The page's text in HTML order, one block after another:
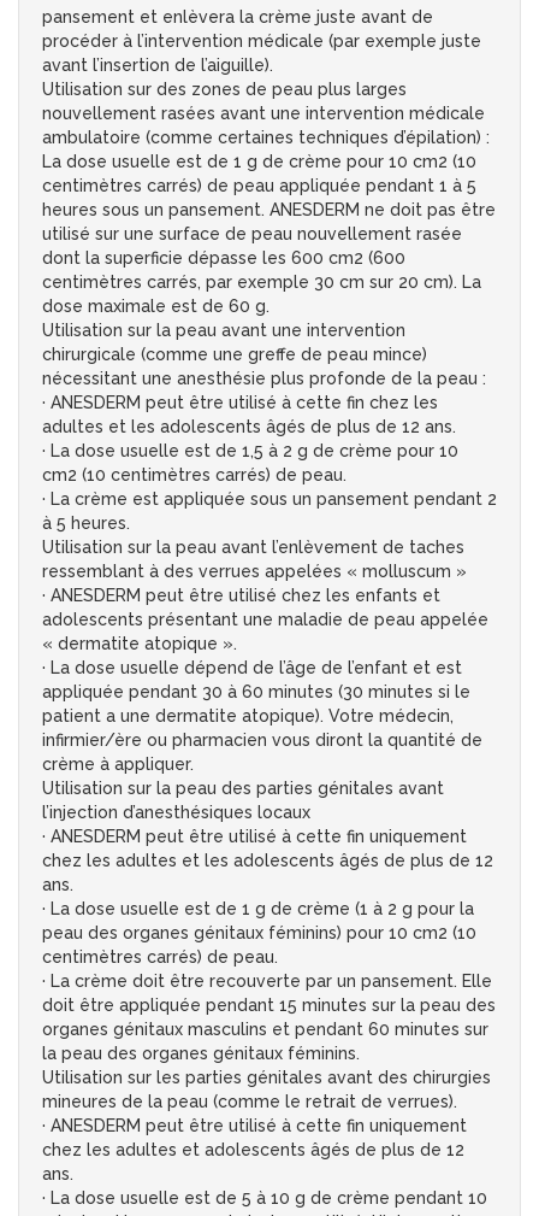
pansement et enlèvera la crème juste avant de
procéder à l’intervention médicale (par exemple juste
avant l’insertion de l’aiguille).
Utilisation sur des zones de peau plus larges
nouvellement rasées avant une intervention médicale
ambulatoire (comme certaines techniques d’épilation) :
La dose usuelle est de 1 g de crème pour 10 cm2 (10
centimètres carrés) de peau appliquée pendant 1 à 5
heures sous un pansement. ANESDERM ne doit pas être
utilisé sur une surface de peau nouvellement rasée
dont la superficie dépasse les 600 cm2 (600
centimètres carrés, par exemple 30 cm sur 20 cm). La
dose maximale est de 60 g.
Utilisation sur la peau avant une intervention
chirurgicale (comme une greffe de peau mince)
nécessitant une anesthésie plus profonde de la peau :
· ANESDERM peut être utilisé à cette fin chez les
adultes et les adolescents âgés de plus de 12 ans.
· La dose usuelle est de 1,5 à 2 g de crème pour 10
cm2 (10 centimètres carrés) de peau.
· La crème est appliquée sous un pansement pendant 2
à 5 heures.
Utilisation sur la peau avant l’enlèvement de taches
ressemblant à des verrues appelées « molluscum »
· ANESDERM peut être utilisé chez les enfants et
adolescents présentant une maladie de peau appelée
« dermatite atopique ».
· La dose usuelle dépend de l’âge de l’enfant et est
appliquée pendant 30 à 60 minutes (30 minutes si le
patient a une dermatite atopique). Votre médecin,
infirmier/ère ou pharmacien vous diront la quantité de
crème à appliquer.
Utilisation sur la peau des parties génitales avant
l’injection d’anesthésiques locaux
· ANESDERM peut être utilisé à cette fin uniquement
chez les adultes et les adolescents âgés de plus de 12
ans.
· La dose usuelle est de 1 g de crème (1 à 2 g pour la
peau des organes génitaux féminins) pour 10 cm2 (10
centimètres carrés) de peau.
· La crème doit être recouverte par un pansement. Elle
doit être appliquée pendant 15 minutes sur la peau des
organes génitaux masculins et pendant 60 minutes sur
la peau des organes génitaux féminins.
Utilisation sur les parties génitales avant des chirurgies
mineures de la peau (comme le retrait de verrues).
· ANESDERM peut être utilisé à cette fin uniquement
chez les adultes et adolescents âgés de plus de 12
ans.
· La dose usuelle est de 5 à 10 g de crème pendant 10